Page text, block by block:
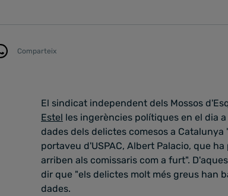
Comparteix
El sindicat independent dels Mossos
Estel les ingerències polítiques en el dia
dades dels delictes comesos a
portaveu d'USPAC, Albert Palacio, que
arriben als comissaris com a furt".
dir que "els delictes molt més greus han
dades.